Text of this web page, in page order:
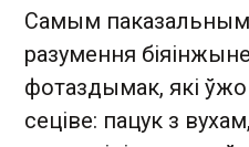
Самым
разумення
фотаздымак, які
сеціве: пацук з